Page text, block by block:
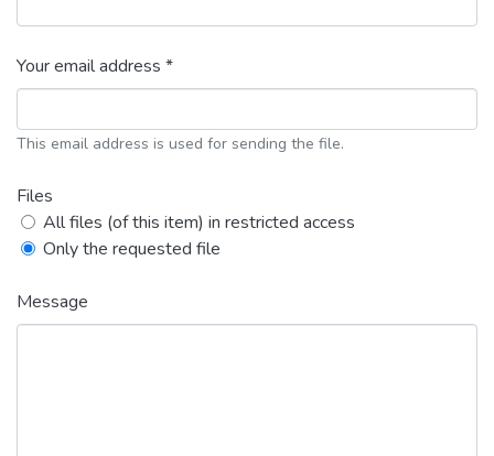
Your email address *
This email address is used for sending the file.
Files
All files (of this item) in restricted access
Only the requested file
Message